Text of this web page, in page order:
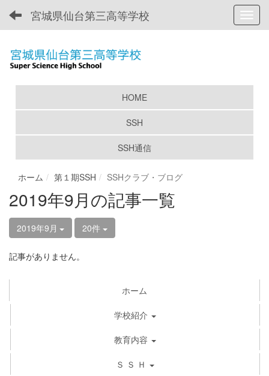
宮城県仙台第三高等学校
HOME
SSH
SSH通信
ホーム 第１期SSH SSHクラブ・ブログ
2019年9月の記事一覧
2019年9月 20件
記事がありません。
ホーム
学校紹介
教育内容
Ｓ Ｓ Ｈ